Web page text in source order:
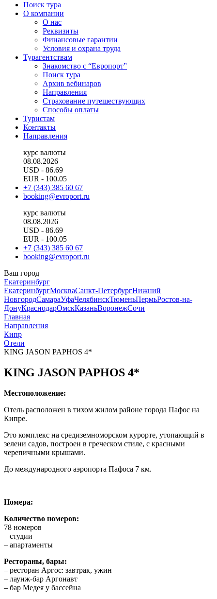
Поиск тура
О компании
О нас
Реквизиты
Финансовые гарантии
Условия и охрана труда
Турагентствам
Знакомство с “Европорт”
Поиск тура
Архив вебинаров
Направления
Страхование путешествующих
Способы оплаты
Туристам
Контакты
Направления
курс валюты
08.08.2026
USD - 86.69
EUR - 100.05
+7 (343) 385 60 67
booking@evroport.ru
курс валюты
08.08.2026
USD - 86.69
EUR - 100.05
+7 (343) 385 60 67
booking@evroport.ru
Ваш город
Екатеринбург
ЕкатеринбургМоскваСанкт-ПетербургНижний
НовгородСамараУфаЧелябинскТюменьПермьРостов-на-
ДонуКраснодарОмскКазаньВоронежСочи
Главная
Направления
Кипр
Отели
KING JASON PAPHOS 4*
KING JASON PAPHOS 4*
Местоположение:
Отель расположен в тихом жилом районе города Пафос на
Кипре.
Это комплекс на средиземноморском курорте, утопающий в
зелени садов, построен в греческом стиле, с красными
черепичными крышами.
До международного аэропорта Пафоса 7 км.
Номера:
Количество номеров:
78 номеров
– студии
– апартаменты
Рестораны, бары:
– ресторан Аргос: завтрак, ужин
– лаунж-бар Аргонавт
– бар Медея у бассейна